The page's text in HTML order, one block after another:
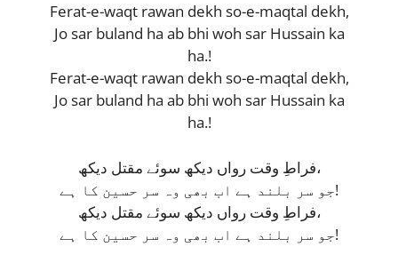
Ferat-e-waqt rawan dekh so-e-maqtal dekh,
Jo sar buland ha ab bhi woh sar Hussain ka
ha.!
Ferat-e-waqt rawan dekh so-e-maqtal dekh,
Jo sar buland ha ab bhi woh sar Hussain ka
ha.!
فراطِ وقت رواں دیکھ سوئے مقتل دیکھ،
جو سر بلند ہے اب بھی وہ سر حسین کا ہے!
فراطِ وقت رواں دیکھ سوئے مقتل دیکھ،
جو سر بلند ہے اب بھی وہ سر حسین کا ہے!